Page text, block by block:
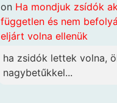
on Ha mondjuk zsídók
független és nem
eljárt volna ellenük
ha zsidók lettek volna,
nagybetűkkel...